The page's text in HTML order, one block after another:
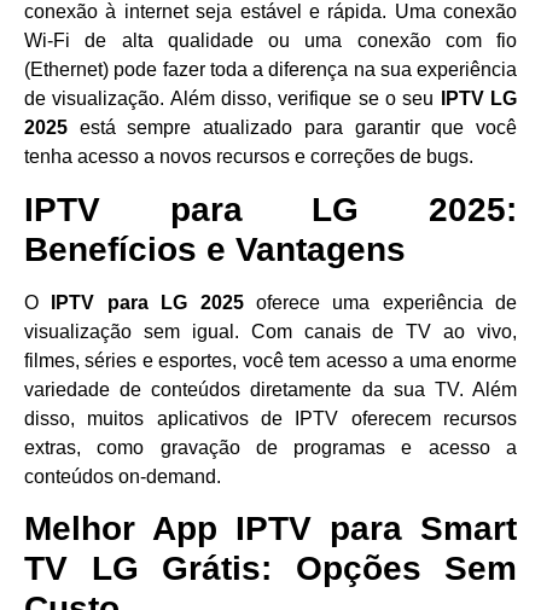
conexão à internet seja estável e rápida. Uma conexão
Wi-Fi de alta qualidade ou uma conexão com fio
(Ethernet) pode fazer toda a diferença na sua experiência
de visualização. Além disso, verifique se o seu
IPTV LG
2025 está sempre atualizado para garantir que você
tenha acesso a novos recursos e correções de bugs.
IPTV para LG 2025:
Benefícios e Vantagens
O IPTV para LG 2025oferece uma experiência de
visualização sem igual. Com canais de TV ao vivo,
filmes, séries e esportes, você tem acesso a uma enorme
variedade de conteúdos diretamente da sua TV. Além
disso, muitos aplicativos de IPTV oferecem recursos
extras, como gravação de programas e acesso a
conteúdos on-demand.
Melhor App IPTV para Smart
TV LG Grátis: Opções Sem